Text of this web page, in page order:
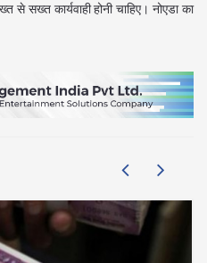
सख्त कार्यवाही होनी चाहिए। नोएडा का